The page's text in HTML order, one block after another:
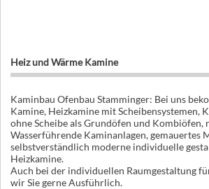
Heiz und Wärme Kamine
Kaminbau Ofenbau Stamminger: Bei uns
Kamine, Heizkamine mit Scheibensystemen,
ohne Scheibe als Grundöfen und Kombiöfen,
Wasserführende Kaminanlagen, gemauertes
selbstverständlich moderne individuelle
Heizkamine.
Auch bei der individuellen Raumgestaltung
wir Sie gerne Ausführlich.